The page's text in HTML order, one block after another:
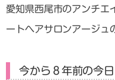
愛知県西尾市のアンチエ
ートヘアサロンアージュ
今から８年前の今日